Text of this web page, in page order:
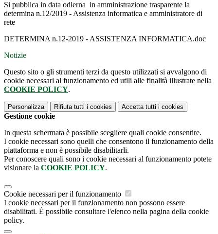
Si pubblica in data odierna in amministrazione trasparente la
determina n.12/2019 - Assistenza informatica e amministratore di
rete
DETERMINA n.12-2019 - ASSISTENZA INFORMATICA.doc
Notizie
Questo sito o gli strumenti terzi da questo utilizzati si avvalgono di
cookie necessari al funzionamento ed utili alle finalità illustrate nella
COOKIE POLICY.
Personalizza Rifiuta tutti i cookies Accetta tutti i cookies
Gestione cookie
In questa schermata è possibile scegliere quali cookie consentire.
I cookie necessari sono quelli che consentono il funzionamento della
piattaforma e non è possibile disabilitarli.
Per conoscere quali sono i cookie necessari al funzionamento potete
visionare la COOKIE POLICY.
Cookie necessari per il funzionamento
I cookie necessari per il funzionamento non possono essere
disabilitati. È possibile consultare l'elenco nella pagina della cookie
policy.